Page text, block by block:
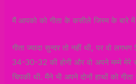
मैं आपको को गीता के कसीले जिस्म के बारे में
गीता ज्यादा सुन्दर तो नहीं थी, पर वो
34-30-32 की होगी और वो अपने मम्मे मेरे
चिपकी थी. मैंने भी अपने दोनों हाथों को